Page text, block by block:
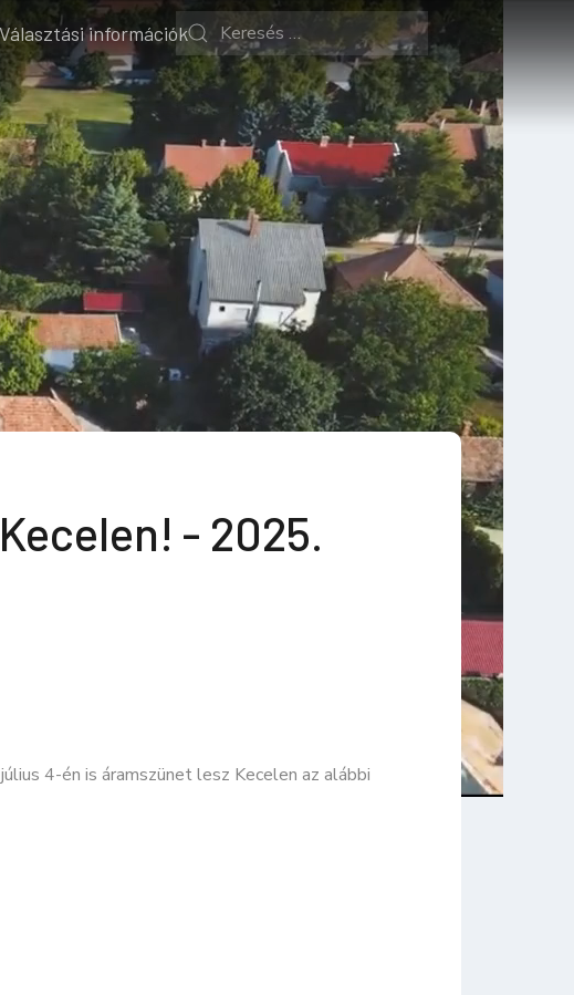
Választási információk
- 2025.
4-én is áramszünet lesz Kecelen az alábbi